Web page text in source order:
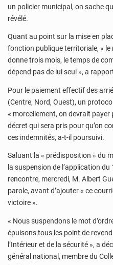
un policier municipal, on sache
révélé.
Quant au point sur la mise en
fonction publique territoriale, « le
donne trois mois, le temps de
dépend pas de lui seul », a
Pour le paiement effectif des
(Centre, Nord, Ouest), un
« morcellement, on devrait
décret qui sera pris pour qu’on
ces indemnités, a-t-il poursuivi.
Saluant la « prédisposition » du
la suspension de l’application
rencontre, mercredi, M. Albert
parole, avant d’ajouter « ce
victoire ».
« Nous suspendons le mot
épuisons tous les point de
l’Intérieur et de la sécurité », a
général national, membre du